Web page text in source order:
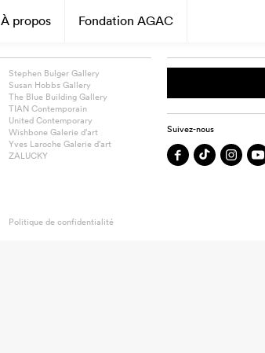
À propos Fondation AGAC
Stephen Bulger Gallery
Susan Hobbs Gallery
The Blue Building Gallery
TIAN Contemporain
United Contemporary
Wishbone Galerie d’art
Yves Laroche Galerie d’art
ZALUCKY
Suivez-nous
Politique de confidentialité